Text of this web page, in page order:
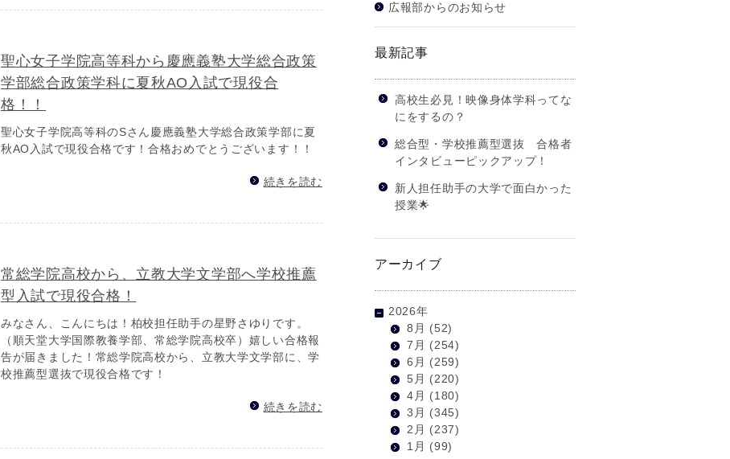
聖心女子学院高等科から慶應義塾大学総合政策
学部総合政策学科に夏秋AO入試で現役合
格！！
聖心女子学院高等科のSさん慶應義塾大学総合政策学部に夏
秋AO入試で現役合格です！合格おめでとうございます！！
続きを読む
常総学院高校から、立教大学文学部へ学校推薦
型入試で現役合格！
みなさん、こんにちは！柏校担任助手の星野さゆりです。
（順天堂大学国際教養学部、常総学院高校卒）嬉しい合格報
告が届きました！常総学院高校から、立教大学文学部に、学
校推薦型選抜で現役合格です！
続きを読む
広報部からのお知らせ
最新記事
高校生必見！映像身体学科ってな
にをするの？
総合型・学校推薦型選抜 合格者
インタビューピックアップ！
新人担任助手の大学で面白かった
授業🌟
アーカイブ
2026年
8月 (52)
7月 (254)
6月 (259)
5月 (220)
4月 (180)
3月 (345)
2月 (237)
1月 (99)